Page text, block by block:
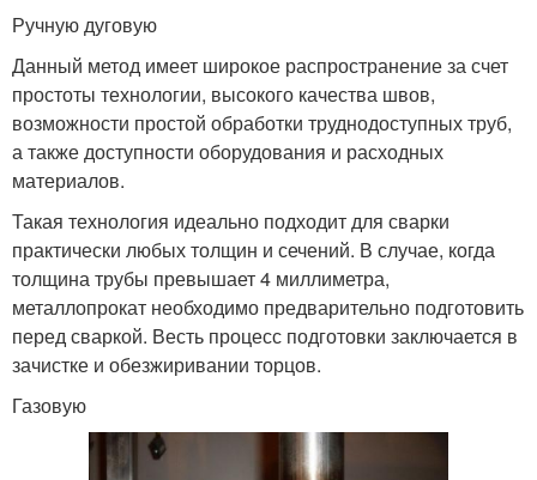
Ручную дуговую
Данный метод имеет широкое распространение за счет
простоты технологии, высокого качества швов,
возможности простой обработки труднодоступных труб,
а также доступности оборудования и расходных
материалов.
Такая технология идеально подходит для сварки
практически любых толщин и сечений. В случае, когда
толщина трубы превышает 4 миллиметра,
металлопрокат необходимо предварительно подготовить
перед сваркой. Весть процесс подготовки заключается в
зачистке и обезжиривании торцов.
Газовую